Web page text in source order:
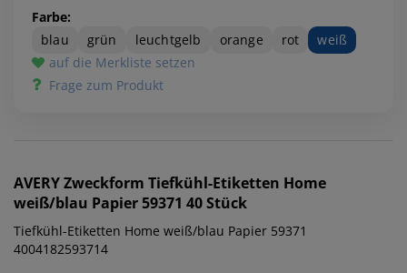
Farbe:
blau
grün leuchtgelb orange rot
weiß
auf die Merkliste setzen
Frage zum Produkt
AVERY Zweckform Tiefkühl-Etiketten Home
weiß/blau Papier 59371 40 Stück
Tiefkühl-Etiketten Home weiß/blau Papier 59371
4004182593714